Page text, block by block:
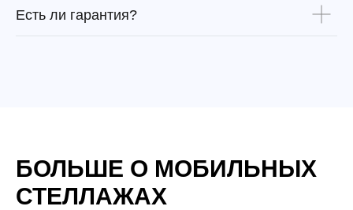
Есть ли гарантия?
БОЛЬШЕ О МОБИЛЬНЫХ
СТЕЛЛАЖАХ